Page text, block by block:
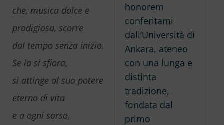
che, musica dolce e
prodigiosa, scorre
dal tempo senza inizio.
Se la si sfiora,
si attinge al suo potere
eterno di vita
e a ogni sorso,
honorem
conferitami
dall’Università di
Ankara, ateneo
con una lunga e
distinta
tradizione,
fondata dal
primo